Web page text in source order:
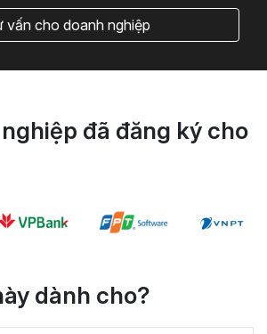
vấn cho doanh nghiệp
đã đăng ký cho
dành cho?